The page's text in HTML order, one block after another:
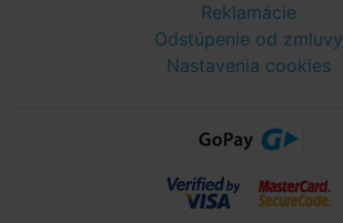
Reklamácie
Odstúpenie od zmluvy
Nastavenia cookies